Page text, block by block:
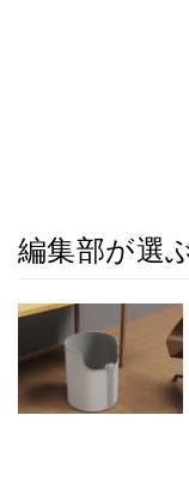
編集部が選